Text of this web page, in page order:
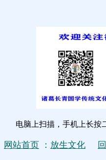
电脑上扫描，手机上长按
网站首页 ： 放生文化